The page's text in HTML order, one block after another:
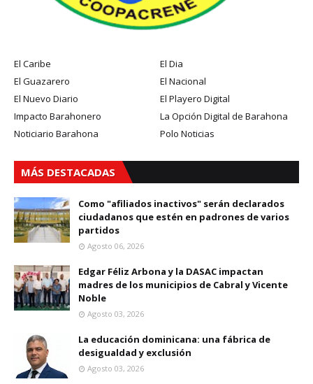
El Caribe
El Dia
El Guazarero
El Nacional
El Nuevo Diario
El Playero Digital
Impacto Barahonero
La Opción Digital de Barahona
Noticiario Barahona
Polo Noticias
MÁS DESTACADAS
Como "afiliados inactivos" serán declarados
ciudadanos que estén en padrones de varios
partidos
Agosto 06, 2026
Edgar Féliz Arbona y la DASAC impactan
madres de los municipios de Cabral y Vicente
Noble
Agosto 03, 2026
La educación dominicana: una fábrica de
desigualdad y exclusión
Agosto 03, 2026